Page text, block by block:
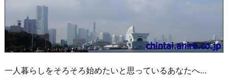
一人暮らしをそろそろ始めたいと思っているあなたへ…